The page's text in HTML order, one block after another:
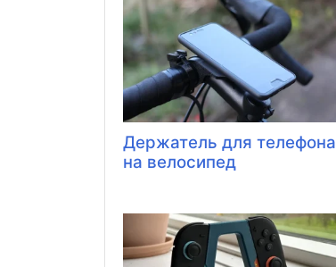
Держатель для телефона
на велосипед